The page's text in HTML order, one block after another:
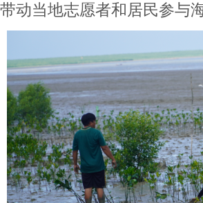
带动当地志愿者和居民参与